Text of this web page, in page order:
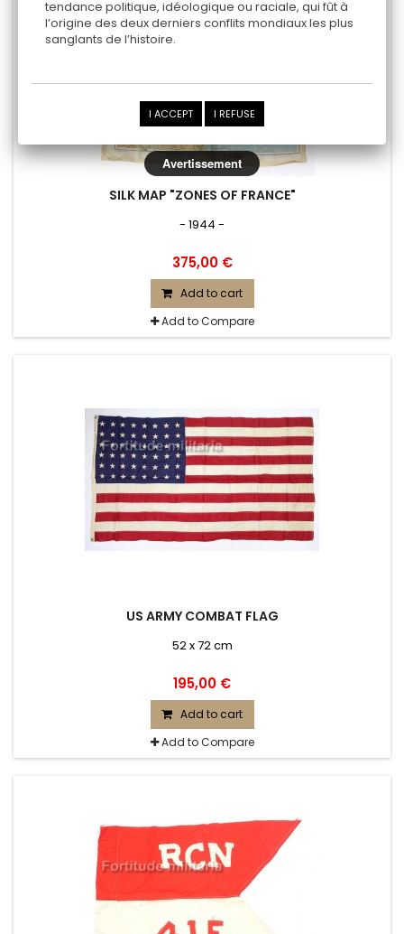
SILK MAP "ZONES OF FRANCE"
- 1944 -
375,00 €
Add to cart
Add to Compare
US ARMY COMBAT FLAG
52 x 72 cm
195,00 €
Add to cart
Add to Compare
tendance politique, idéologique ou raciale, qui fût à
l’origine des deux derniers conflits mondiaux les plus
sanglants de l’histoire.
I ACCEPT I REFUSE
Avertissement